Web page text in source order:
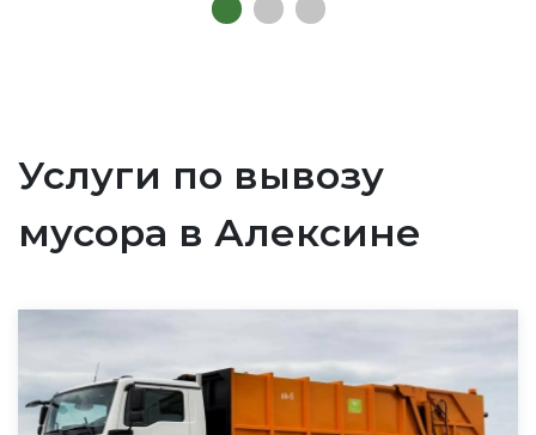
Услуги по вывозу
мусора в Алексине